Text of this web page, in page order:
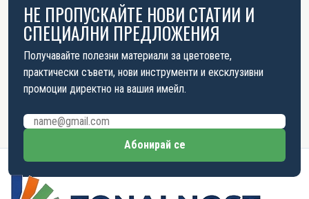
НЕ ПРОПУСКАЙТЕ НОВИ СТАТИИ И
СПЕЦИАЛНИ ПРЕДЛОЖЕНИЯ
Получавайте полезни материали за цветовете,
практически съвети, нови инструменти и ексклузивни
промоции директно на вашия имейл.
Имейл адрес
Абонирай се